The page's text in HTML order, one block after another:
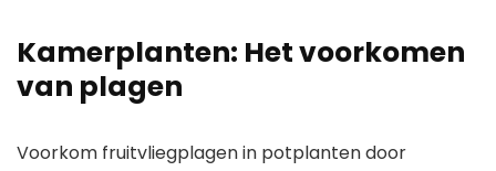
Kamerplanten: Het voorkomen
van plagen
Voorkom fruitvliegplagen in potplanten door